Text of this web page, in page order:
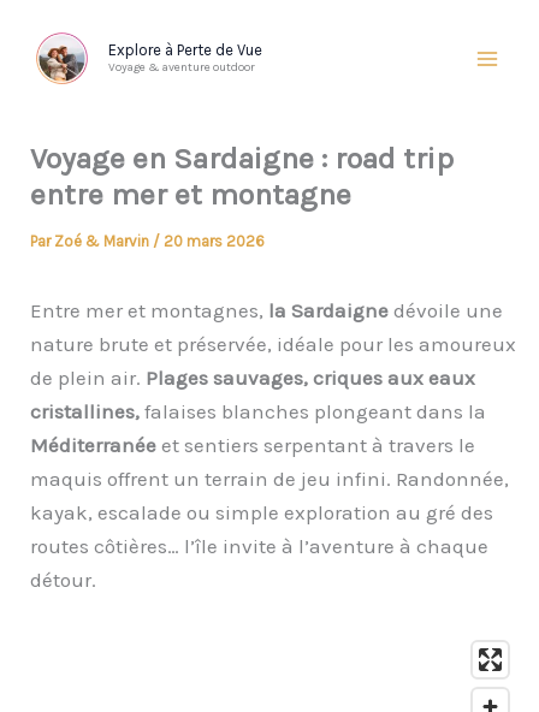
contenu
Explore à Perte de Vue
Voyage & aventure outdoor
Voyage en Sardaigne : road trip
entre mer et montagne
Par Zoé & Marvin / 20 mars 2026
Entre mer et montagnes, la Sardaigne dévoile une
nature brute et préservée, idéale pour les amoureux
de plein air. Plages sauvages, criques aux eaux
cristallines, falaises blanches plongeant dans la
Méditerranée et sentiers serpentant à travers le
maquis offrent un terrain de jeu infini. Randonnée,
kayak, escalade ou simple exploration au gré des
routes côtières… l’île invite à l’aventure à chaque
détour.